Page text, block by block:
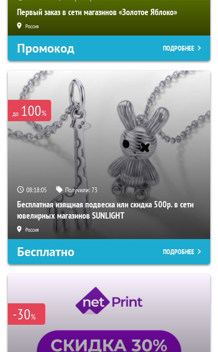
Первый заказ в сети магазинов «Золотое Яблоко»
Россия
Промокод ПОДРОБНЕЕ
до 100%
08:18:04 Получили:73
Бесплатная изящная подвеска или скидка 500р. в сети
ювелирных магазинов SUNLIGHT
Россия
Бесплатно ПОДРОБНЕЕ
-30%